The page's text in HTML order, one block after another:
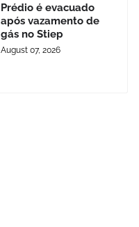
Prédio é evacuado
após vazamento de
gás no Stiep
August 07, 2026